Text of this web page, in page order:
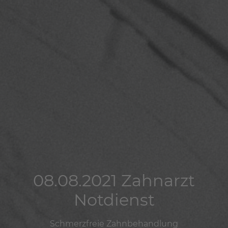
08.08.2021 Zahnarzt
Notdienst
Schmerzfreie Zahnbehandlung
08.08.2021 Zahnarzt
Notdienst
Schmerzfreie Zahnbehandlung
08.08.2021 Zahnarzt
Notdienst
Schmerzfreie Zahnbehandlung